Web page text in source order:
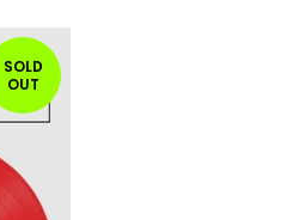
SOLD
OUT